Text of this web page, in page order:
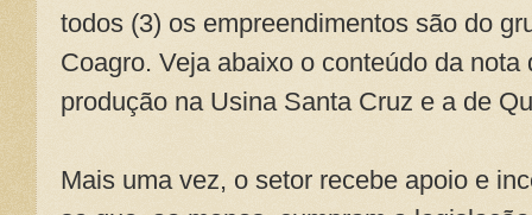
todos (3) os empreendimentos são do
Coagro. Veja abaixo o conteúdo da
produção na Usina Santa Cruz e a de
Mais uma vez, o setor recebe apoio e